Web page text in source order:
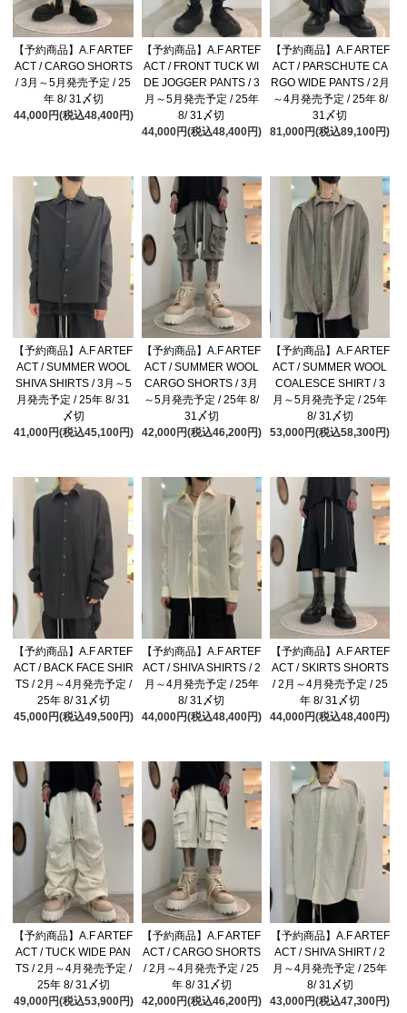
【予約商品】A.F ARTEF
ACT / CARGO SHORTS
/ 3月～5月発売予定 / 25
年 8/ 31〆切
44,000円(税込48,400円)
【予約商品】A.F ARTEF
ACT / FRONT TUCK WI
DE JOGGER PANTS / 3
月～5月発売予定 / 25年
8/ 31〆切
44,000円(税込48,400円)
【予約商品】A.F ARTEF
ACT / PARSCHUTE CA
RGO WIDE PANTS / 2月
～4月発売予定 / 25年 8/
31〆切
81,000円(税込89,100円)
【予約商品】A.F ARTEF
ACT / SUMMER WOOL
SHIVA SHIRTS / 3月～5
月発売予定 / 25年 8/ 31
〆切
41,000円(税込45,100円)
【予約商品】A.F ARTEF
ACT / SUMMER WOOL
CARGO SHORTS / 3月
～5月発売予定 / 25年 8/
31〆切
42,000円(税込46,200円)
【予約商品】A.F ARTEF
ACT / SUMMER WOOL
COALESCE SHIRT / 3
月～5月発売予定 / 25年
8/ 31〆切
53,000円(税込58,300円)
【予約商品】A.F ARTEF
ACT / BACK FACE SHIR
TS / 2月～4月発売予定 /
25年 8/ 31〆切
45,000円(税込49,500円)
【予約商品】A.F ARTEF
ACT / SHIVA SHIRTS / 2
月～4月発売予定 / 25年
8/ 31〆切
44,000円(税込48,400円)
【予約商品】A.F ARTEF
ACT / SKIRTS SHORTS
/ 2月～4月発売予定 / 25
年 8/ 31〆切
44,000円(税込48,400円)
【予約商品】A.F ARTEF
ACT / TUCK WIDE PAN
TS / 2月～4月発売予定 /
25年 8/ 31〆切
49,000円(税込53,900円)
【予約商品】A.F ARTEF
ACT / CARGO SHORTS
/ 2月～4月発売予定 / 25
年 8/ 31〆切
42,000円(税込46,200円)
【予約商品】A.F ARTEF
ACT / SHIVA SHIRT / 2
月～4月発売予定 / 25年
8/ 31〆切
43,000円(税込47,300円)